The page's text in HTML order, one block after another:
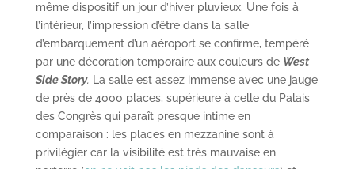
même dispositif un jour d’hiver pluvieux. Une fois à
l’intérieur, l’impression d’être dans la salle
d’embarquement d’un aéroport se confirme, tempéré
par une décoration temporaire aux couleurs de West
Side Story. La salle est assez immense avec une jauge
de près de 4000 places, supérieure à celle du Palais
des Congrès qui paraît presque intime en
comparaison : les places en mezzanine sont à
privilégier car la visibilité est très mauvaise en